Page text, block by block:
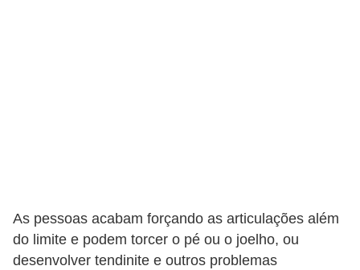
As pessoas acabam forçando as articulações além
do limite e podem torcer o pé ou o joelho, ou
desenvolver tendinite e outros problemas